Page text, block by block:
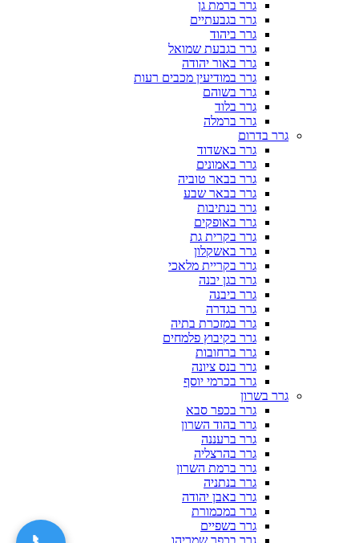
גרר ברמת גן
גרר בגבעתיים
גרר ביהוד
גרר בגבעת שמואל
גרר באור יהודה
גרר במודיעין מכבים רעות
גרר בשוהם
גרר בלוד
גרר ברמלה
גרר בדרום
גרר באשדוד
גרר באמונים
גרר בבאר טוביה
גרר בבאר שבע
גרר בנתיבות
גרר באופקים
גרר בקרית גת
גרר באשקלון
גרר בקריית מלאכי
גרר בגן יבנה
גרר ביבנה
גרר בגדרה
גרר במזכרת בתיה
גרר בקיבוץ פלמחים
גרר ברחובות
גרר בנס ציונה
גרר בכרמי יוסף
גרר בשרון
גרר בכפר סבא
גרר בהוד השרון
גרר ברעננה
גרר בהרצליה
גרר ברמת השרון
גרר בנתניה
גרר באבן יהודה
גרר במכמורת
גרר בשפיים
גרר בכפר שמריהו